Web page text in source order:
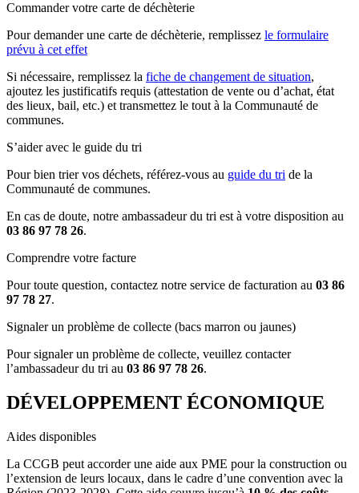
Commander votre carte de déchèterie
Pour demander une carte de déchèterie, remplissez le formulaire
prévu à cet effet
Si nécessaire, remplissez la fiche de changement de situation,
ajoutez les justificatifs requis (attestation de vente ou d’achat, état
des lieux, bail, etc.) et transmettez le tout à la Communauté de
communes.
S’aider avec le guide du tri
Pour bien trier vos déchets, référez-vous au guide du tri de la
Communauté de communes.
En cas de doute, notre ambassadeur du tri est à votre disposition au
03 86 97 78 26.
Comprendre votre facture
Pour toute question, contactez notre service de facturation au 03 86
97 78 27.
Signaler un problème de collecte (bacs marron ou jaunes)
Pour signaler un problème de collecte, veuillez contacter
l’ambassadeur du tri au 03 86 97 78 26.
DÉVELOPPEMENT ÉCONOMIQUE
Aides disponibles
La CCGB peut accorder une aide aux PME pour la construction ou
l’extension de leurs locaux, dans le cadre d’une convention avec la